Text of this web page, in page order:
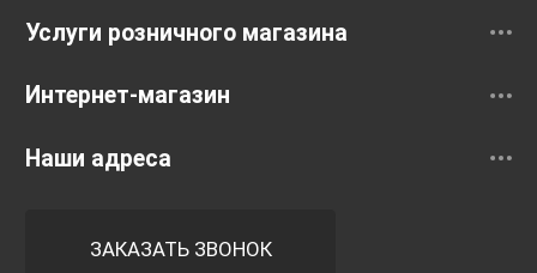
Услуги розничного магазина
Интернет-магазин
Наши адреса
ЗАКАЗАТЬ ЗВОНОК